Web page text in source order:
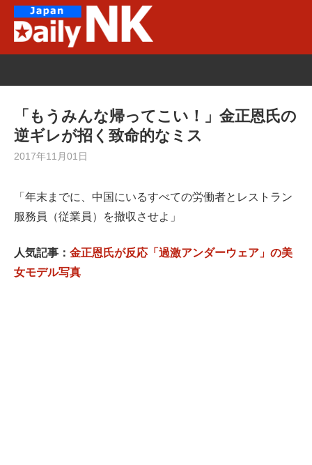
「もうみんな帰ってこい！」金正恩氏の
逆ギレが招く致命的なミス
2017年11月01日
「年末までに、中国にいるすべての労働者とレストラン
服務員（従業員）を撤収させよ」
人気記事： 金正恩氏が反応「過激アンダーウェア」の美
女モデル写真